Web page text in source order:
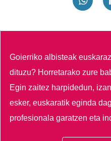
Goierriko albisteak
dituzu? Horretarako zure
Egin zaitez harpidedun,
esker, euskaratik eginda
profesionala garatzen eta